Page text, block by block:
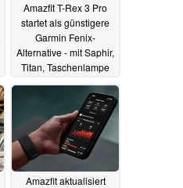
Amazfit T-Rex 3 Pro
startet als günstigere
Garmin Fenix-
Alternative - mit Saphir,
Titan, Taschenlampe
und starken
Kartenfunktionen
05.09.2025
Amazfit aktualisiert